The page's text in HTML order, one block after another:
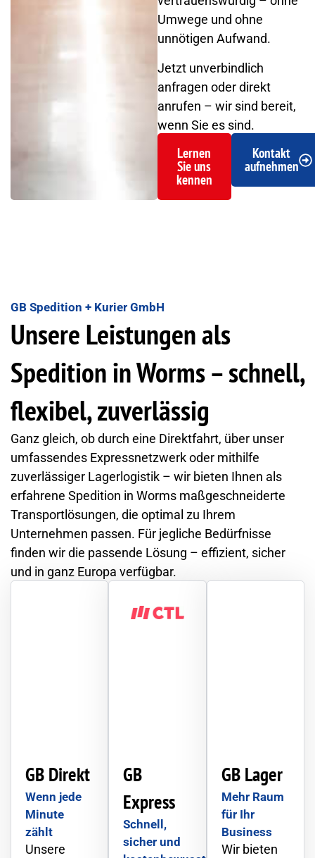
Umwege und ohne
unnötigen Aufwand.
Jetzt unverbindlich
anfragen oder direkt
anrufen – wir sind bereit,
wenn Sie es sind.
Lernen
Sie uns
kennen
Kontakt
aufnehmen
GB Spedition + Kurier GmbH
Unsere Leistungen als
Spedition in Worms – schnell,
flexibel, zuverlässig
Ganz gleich, ob durch eine Direktfahrt, über unser
umfassendes Expressnetzwerk oder mithilfe
zuverlässiger Lagerlogistik – wir bieten Ihnen als
erfahrene Spedition in Worms maßgeschneiderte
Transportlösungen, die optimal zu Ihrem
Unternehmen passen. Für jegliche Bedürfnisse
finden wir die passende Lösung – effizient, sicher
und in ganz Europa verfügbar.
GB Direkt
Wenn jede
Minute
zählt
Unsere
GB
Express
Schnell,
sicher und
GB Lager
Mehr Raum
für Ihr
Business
Wir bieten